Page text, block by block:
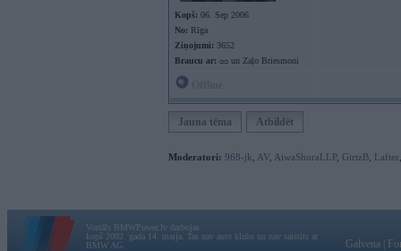
Kopš: 06. Sep 2006
No: Rīga
Ziņojumi: 3652
Braucu ar: ᴑᴑ un Zaļo Briesmoni
Jauna tēma Atbildēt
Moderatori: 968-jk AV AiwaShuraLLP, GirtzB Lafter
Vortāls BMWPower.lv darbojas
kopš 2002. gada 14. maija. Tas nav auto klubs un nav saistīts ar
BMW AG.
Galvena